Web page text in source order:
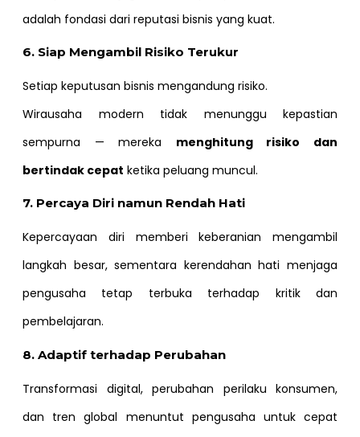
adalah fondasi dari reputasi bisnis yang kuat.
6. Siap Mengambil Risiko Terukur
Setiap keputusan bisnis mengandung risiko.
Wirausaha modern tidak menunggu kepastian
sempurna — mereka menghitung risiko dan
bertindak cepat ketika peluang muncul.
7. Percaya Diri namun Rendah Hati
Kepercayaan diri memberi keberanian mengambil
langkah besar, sementara kerendahan hati menjaga
pengusaha tetap terbuka terhadap kritik dan
pembelajaran.
8. Adaptif terhadap Perubahan
Transformasi digital, perubahan perilaku konsumen,
dan tren global menuntut pengusaha untuk cepat